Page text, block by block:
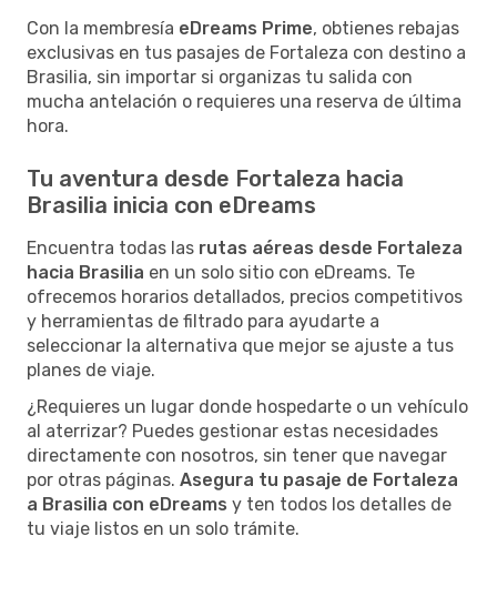
Con la membresía eDreams Prime, obtienes rebajas
exclusivas en tus pasajes de Fortaleza con destino a
Brasilia, sin importar si organizas tu salida con
mucha antelación o requieres una reserva de última
hora.
Tu aventura desde Fortaleza hacia
Brasilia inicia con eDreams
Encuentra todas las rutas aéreas desde Fortaleza
hacia Brasilia en un solo sitio con eDreams. Te
ofrecemos horarios detallados, precios competitivos
y herramientas de filtrado para ayudarte a
seleccionar la alternativa que mejor se ajuste a tus
planes de viaje.
¿Requieres un lugar donde hospedarte o un vehículo
al aterrizar? Puedes gestionar estas necesidades
directamente con nosotros, sin tener que navegar
por otras páginas. Asegura tu pasaje de Fortaleza
a Brasilia con eDreams y ten todos los detalles de
tu viaje listos en un solo trámite.